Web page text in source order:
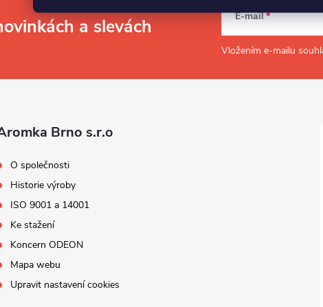
a slevách E-mail
Vložením e-mailu
Brno s.r.o
O společnosti
Historie výroby
ISO 9001 a 14001
Ke stažení
Koncern ODEON
Mapa webu
Upravit nastavení cookies